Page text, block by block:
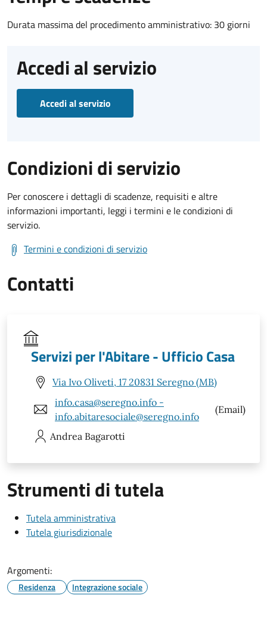
Durata massima del procedimento amministrativo: 30 giorni
Accedi al servizio
Accedi al servizio
Condizioni di servizio
Per conoscere i dettagli di scadenze, requisiti e altre
informazioni importanti, leggi i termini e le condizioni di
servizio.
Termini e condizioni di servizio
Contatti
Servizi per l'Abitare - Ufficio Casa
Via Ivo Oliveti, 17 20831 Seregno (MB)
info.casa@seregno.info -
info.abitaresociale@seregno.info
(Email)
Andrea Bagarotti
Strumenti di tutela
Tutela amministrativa
Tutela giurisdizionale
Argomenti:
Residenza Integrazione sociale